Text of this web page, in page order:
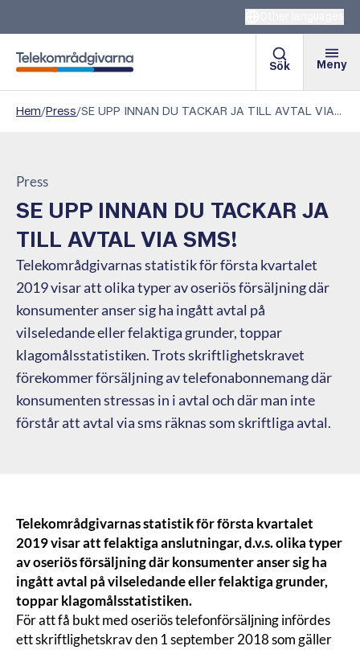
Telekområdgivarna
Sök Meny
Hem/Press/ ​SE UPP INNAN DU TACKAR JA TILL AVTAL VIA SMS!
Press
​SE UPP INNAN DU TACKAR JA
TILL AVTAL VIA SMS!
Telekområdgivarnas statistik för första kvartalet
2019 visar att olika typer av oseriös försäljning där
konsumenter anser sig ha ingått avtal på
vilseledande eller felaktiga grunder, toppar
klagomålsstatistiken. Trots skriftlighetskravet
förekommer försäljning av telefonabonnemang där
konsumenten stressas in i avtal och där man inte
förstår att avtal via sms räknas som skriftliga avtal.
Telekområdgivarnas statistik för första kvartalet
2019 visar att felaktiga anslutningar,d.v.s. olika typer
av oseriös försäljning där konsumenter anser sig ha
ingått avtal på vilseledande eller felaktiga grunder,
toppar klagomålsstatistiken.
För att få bukt med oseriös telefonförsäljning infördes
ett skriftlighetskrav den 1 september 2018 som gäller